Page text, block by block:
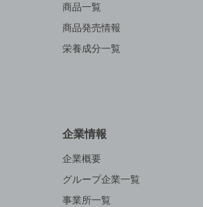
商品一覧
商品発売情報
栄養成分一覧
企業情報
企業概要
グループ企業一覧
事業所一覧